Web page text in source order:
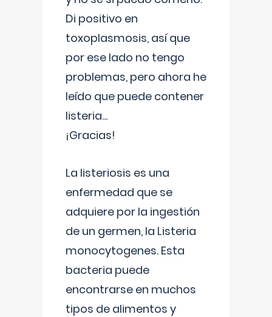
Di positivo en
toxoplasmosis, así que
por ese lado no tengo
problemas, pero ahora he
leído que puede contener
listeria...
¡Gracias!
La listeriosis es una
enfermedad que se
adquiere por la ingestión
de un germen, la Listeria
monocytogenes. Esta
bacteria puede
encontrarse en muchos
tipos de alimentos y